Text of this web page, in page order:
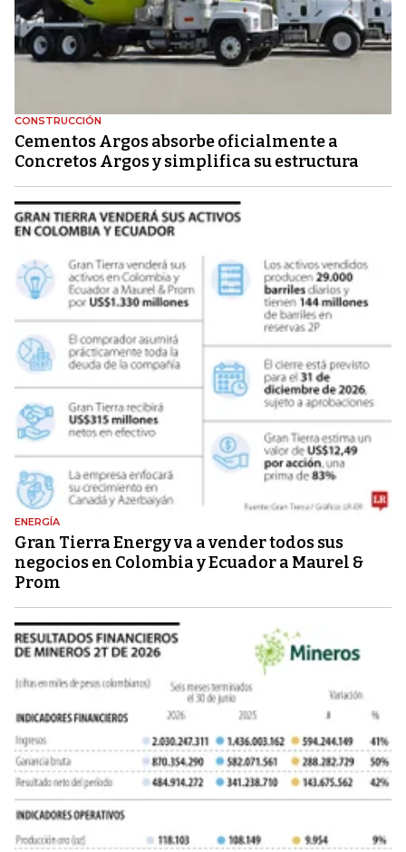
CONSTRUCCIÓN
Cementos Argos absorbe oficialmente a
Concretos Argos y simplifica su estructura
ENERGÍA
Gran Tierra Energy va a vender todos sus
negocios en Colombia y Ecuador a Maurel &
Prom